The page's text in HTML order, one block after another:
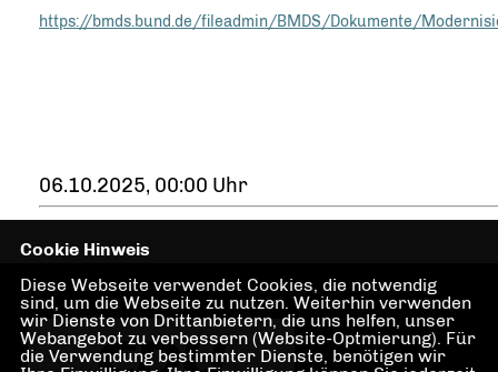
https://bmds.bund.de/fileadmin/BMDS/Dokumente/
06.10.2025, 00:00 Uhr
Cookie Hinweis
Diese Webseite verwendet Cookies, die notwendig
sind, um die Webseite zu nutzen. Weiterhin verwenden
wir Dienste von Drittanbietern, die uns helfen, unser
Webangebot zu verbessern (Website-Optmierung). Für
die Verwendung bestimmter Dienste, benötigen wir